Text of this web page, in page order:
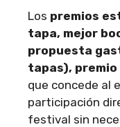
Los premios
tapa, mejor
propuesta
tapas), premio
que concede al
participación
festival sin